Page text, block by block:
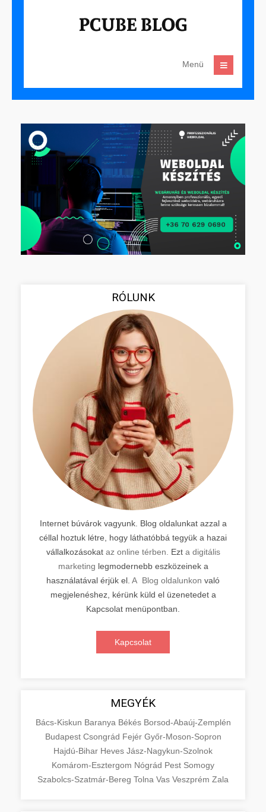
Menü
RÓLUNK
Internet búvárok vagyunk. Blog oldalunkat azzal a
céllal hoztuk létre, hogy láthatóbbá tegyük a hazai
vállalkozásokat az online térben. Ezt a digitális
marketing legmodernebb eszközeinek a
használatával érjük el. A Blog oldalunkon való
megjelenéshez, kérünk küld el üzenetedet a
Kapcsolat menüpontban.
Kapcsolat
MEGYÉK
Bács-Kiskun Baranya Békés Borsod-Abaúj-Zemplén
Budapest Csongrád Fejér Győr-Moson-Sopron
Hajdú-Bihar Heves Jász-Nagykun-Szolnok
Komárom-Esztergom Nógrád Pest Somogy
Szabolcs-Szatmár-Bereg Tolna Vas Veszprém Zala